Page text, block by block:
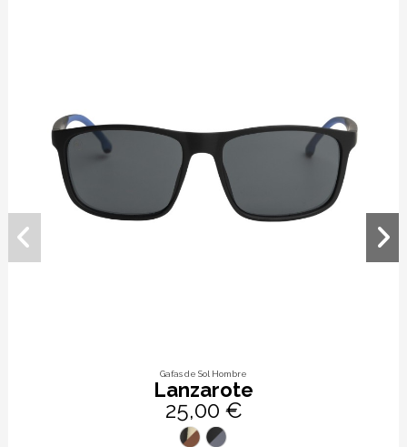
Gafas de Sol Hombre
Lanzarote
25,00 €